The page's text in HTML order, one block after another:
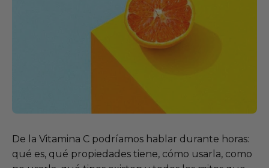
De l a Vitamina C podríamos hablar durante horas:
qué es, qué propiedades tiene, cómo usarla, como